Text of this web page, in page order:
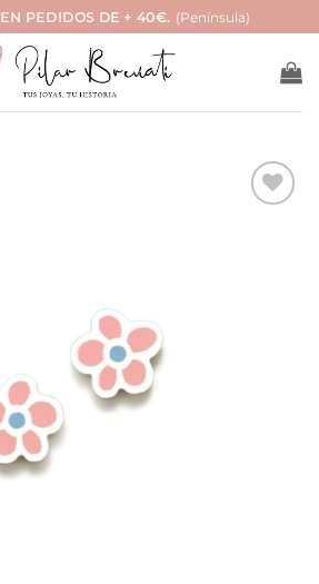
PEDIDOS DE + 40€. (Península)